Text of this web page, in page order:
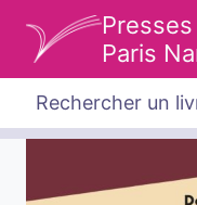
Paris
Rechercher un